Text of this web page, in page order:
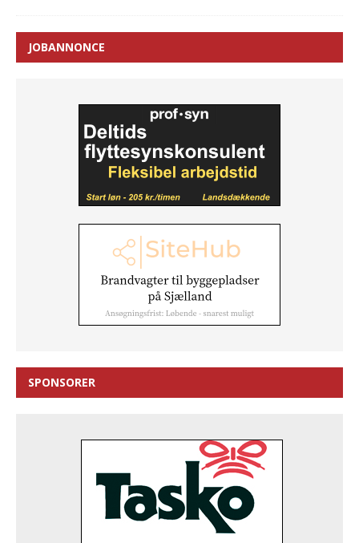
JOBANNONCE
SPONSORER